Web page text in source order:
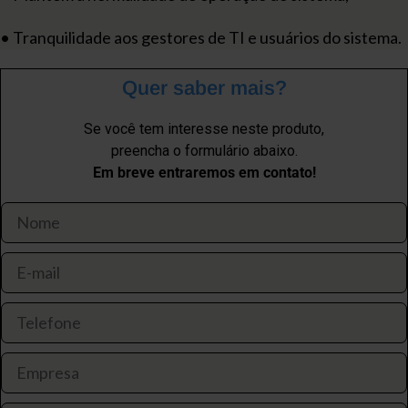
• Tranquilidade aos gestores de TI e usuários do sistema.
Quer saber mais?
Se você tem interesse neste produto,
preencha o formulário abaixo.
Em breve entraremos em contato!